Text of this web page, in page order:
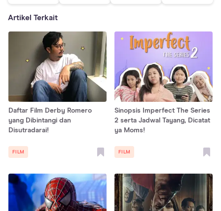
Artikel Terkait
Daftar Film Derby Romero
yang Dibintangi dan
Disutradarai!
FILM
Sinopsis Imperfect The Series
2 serta Jadwal Tayang, Dicatat
ya Moms!
FILM